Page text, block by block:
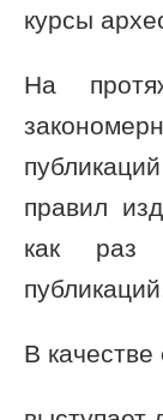
курсы
На
правил
как раз
В качестве